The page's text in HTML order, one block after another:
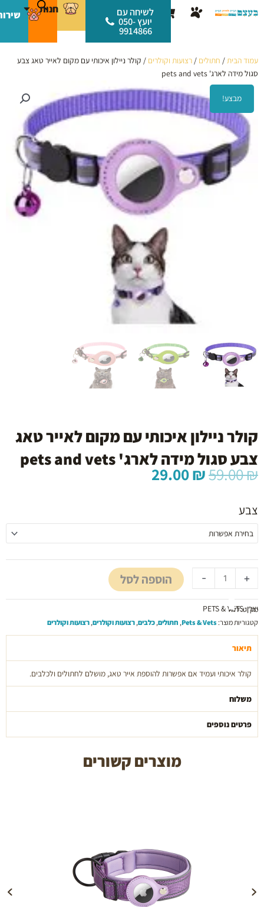
לתוכן
עגלת
קניות
לשיחה עם
יועץ 050-
9914866
חנות
עמוד הבית/ חתולים / רצועות וקולרים / קולר ניילון איכותי עם מקום לאייר טאג צבע
סגול מידה לארג' pets and vets
מבצע!
קולר ניילון איכותי עם מקום לאייר טאג
צבע סגול מידה לארג' pets and vets
59.00₪ המחיר
המקורי
29.00₪
צבע
-
איכותי
מקום
לאייר
צבע
סגול
מידה
pets
and
vets
+ הוספה לסל
יצרן: PETS & VETS
מק"ט:ללא
קטגוריות מוצר:Pets & Vets
, חתולים,כלבים,רצועות וקולרים,רצועות וקולרים
תיאור
קולר איכותי ועמיד אם אפשרות להוספת אייר טאג, מושלם לחתולים ולכלבים.
משלוח
פרטים נוספים
מוצרים קשורים
הוספה לעגלה